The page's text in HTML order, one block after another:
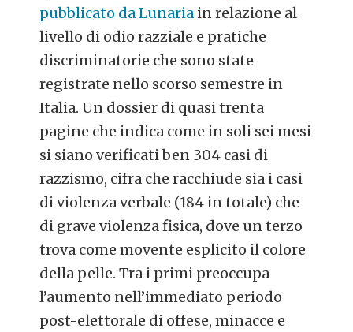
pubblicato da Lunaria in relazione al
livello di odio razziale e pratiche
discriminatorie che sono state
registrate nello scorso semestre in
Italia. Un dossier di quasi trenta
pagine che indica come in soli sei mesi
si siano verificati ben 304 casi di
razzismo, cifra che racchiude sia i casi
di violenza verbale (184 in totale) che
di grave violenza fisica, dove un terzo
trova come movente esplicito il colore
della pelle. Tra i primi preoccupa
l’aumento nell’immediato periodo
post-elettorale di offese, minacce e